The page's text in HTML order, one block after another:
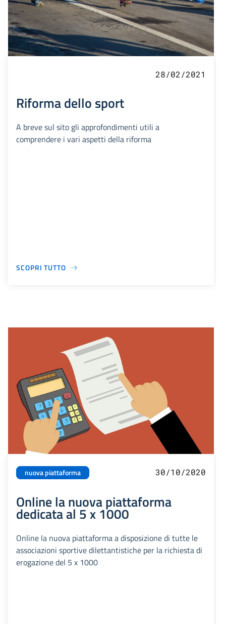
28/02/2021
Riforma dello sport
A breve sul sito gli approfondimenti utili a
comprendere i vari aspetti della riforma
SCOPRI TUTTO
nuova piattaforma 30/10/2020
Online la nuova piattaforma
dedicata al 5 x 1000
Online la nuova piattaforma a disposizione di tutte le
associazioni sportive dilettantistiche per la richiesta di
erogazione del 5 x 1000